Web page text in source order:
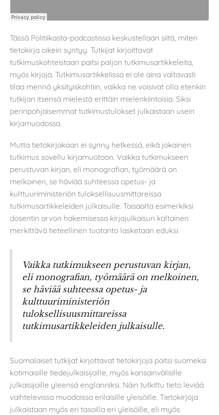
Tässä Politiikasta-podcastissa keskustellaan siitä, miten
tietokirja oikein syntyy. Tutkijat kirjoittavat
tutkimuskohteistaan paitsi paljon tutkimusartikkeleita,
myös kirjoja. Tutkimusartikkelissa ei ole aina valtavasti
tilaa mennä yksityiskohtiin, vaikka ne voisivat olla etenkin
tutkijan itsensä mielestä erittäin mielenkiintoisia. Siksi
perinpohjaisemmat tutkimustulokset julkaistaan usein
kirjamuodossa.
Mutta tietokirjakaan ei synny hetkessä, eikä jokainen
tutkimus sovellu kirjamuotoon. Vaikka tutkimukseen
perustuvan kirjan, eli monografian, työmäärä on
melkoinen, se häviää suhteessa opetus- ja
kulttuuriministeriön tuloksellisuusmittareissa
tutkimusartikkeleiden julkaisulle. Toisaalta esimerkiksi
dosentin arvon hakemisessa kirjajulkaisun kaltainen
merkittävä tieteellinen tuotanto lasketaan eduksi.
Vaikka tutkimukseen perustuvan kirjan,
eli monografian, työmäärä on melkoinen,
se häviää suhteessa opetus- ja
kulttuuriministeriön
tuloksellisuusmittareissa
tutkimusartikkeleiden julkaisulle.
Suomalaiset tutkijat kirjottavat tietokirjoja paitsi suomeksi
kotimaisille tiedejulkaisijoille, myös kansainvälisille
julkaisijoille yleensä englanniksi. Näin tutkittu tieto leviää
vaihtelevissa muodoissa erilaisille yleisöille. Tietokirjoja
julkaistaan myös eri tasoilla eri yleisöille, eli myös